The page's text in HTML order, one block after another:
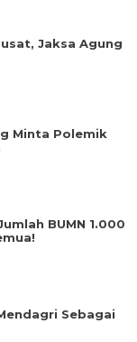
Jaksa Agung
Minta Polemik
BUMN 1.000
Sebagai